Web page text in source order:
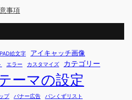
事項
絵文字
アイキャッチ画像
エラー カスタマイズ カテゴリー
ーマの設定
プ バナー広告 パンくずリスト